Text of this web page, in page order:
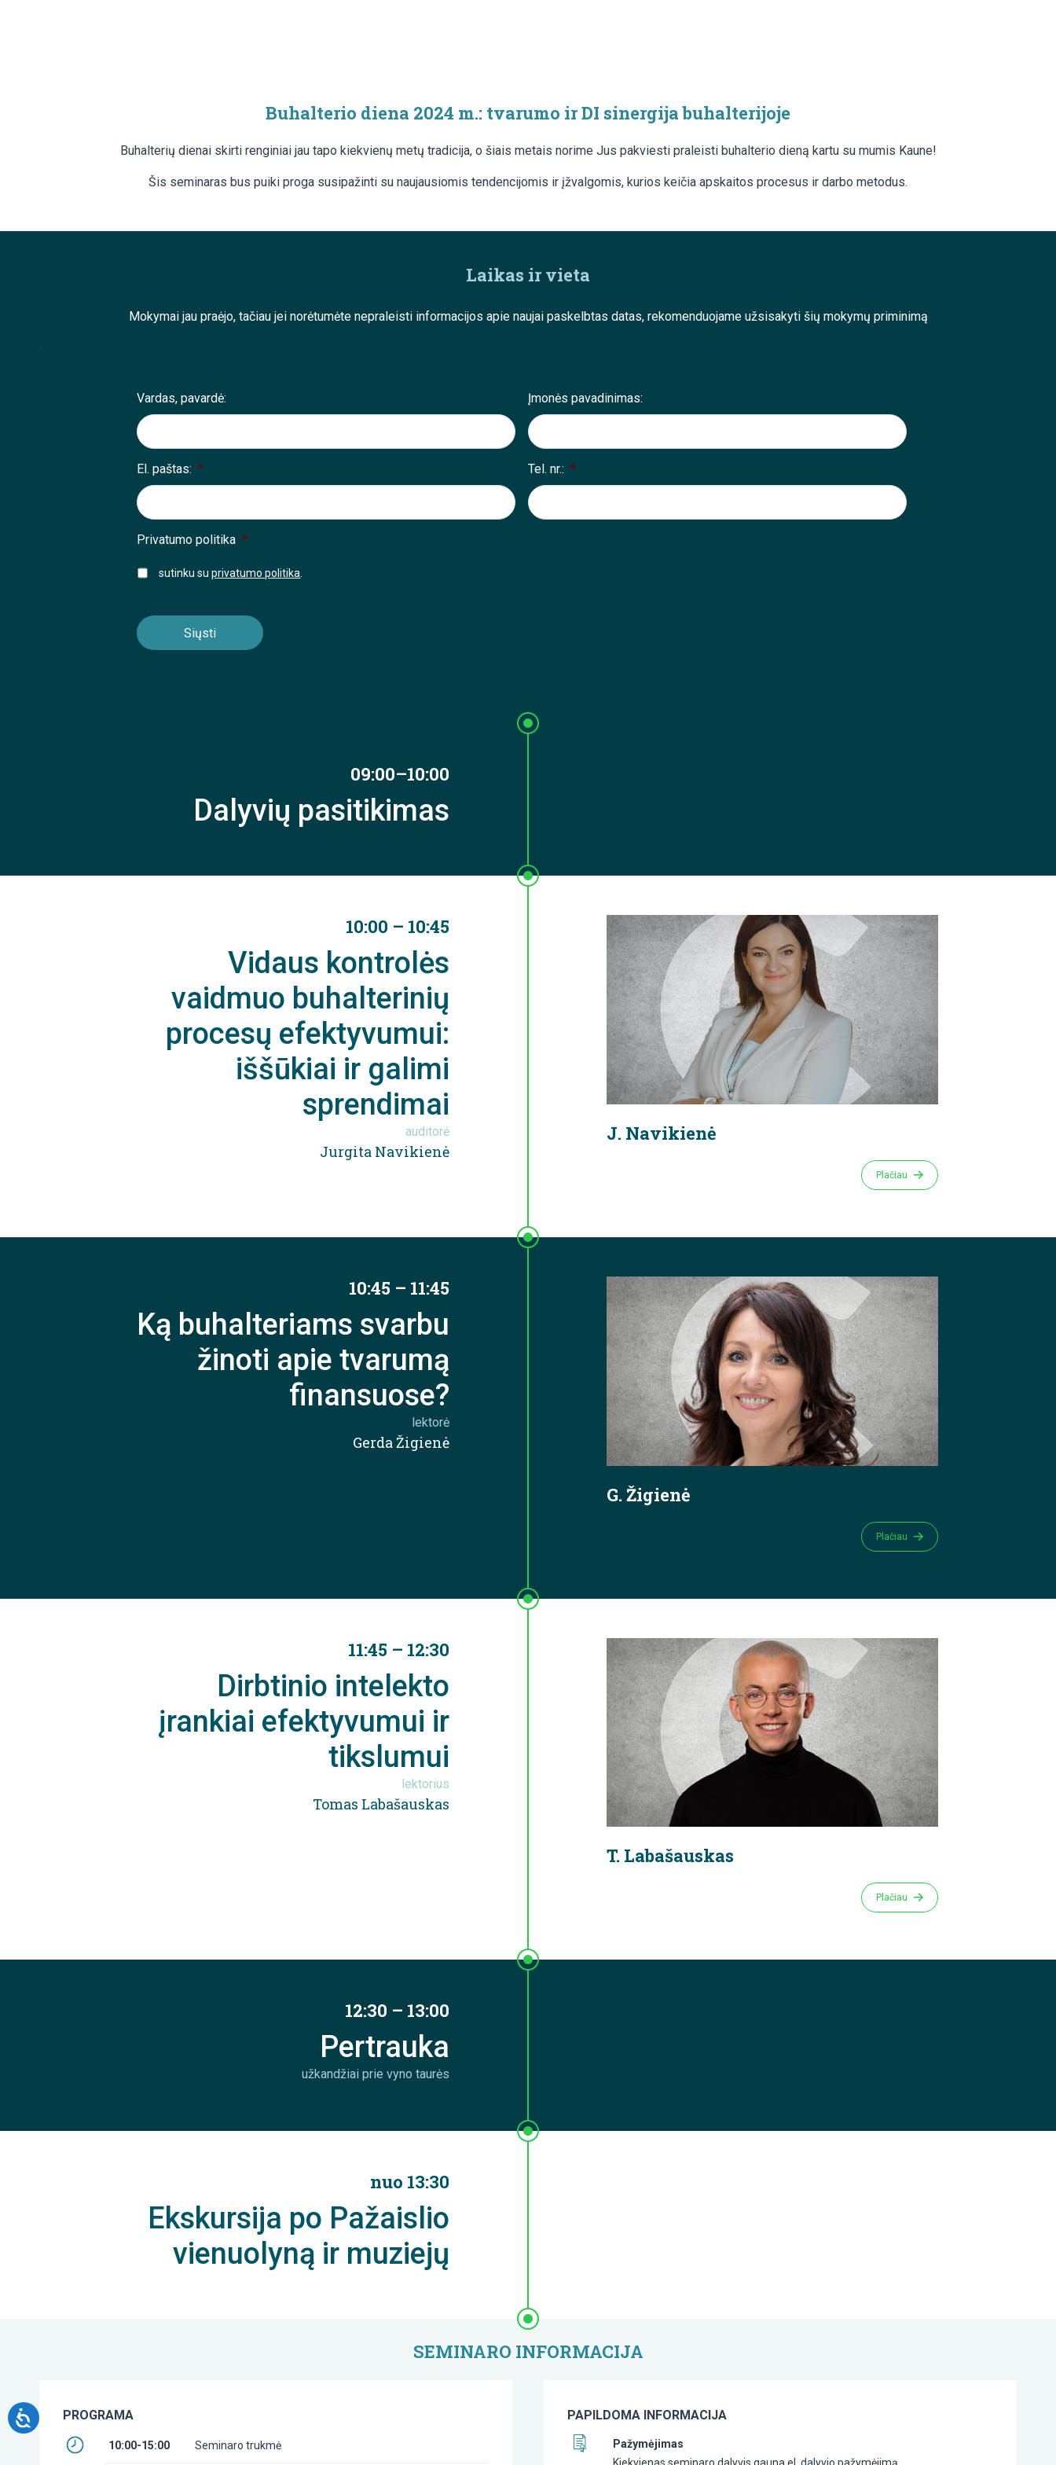
Buhalterio diena 2024 m.: tvarumo ir DI sinergija buhalterijoje
Buhalterių dienai skirti renginiai jau tapo kiekvienų metų tradicija, o šiais metais norime Jus pakviesti praleisti buhalterio dieną kartu su mumis Kaune!
Šis seminaras bus puiki proga susipažinti su naujausiomis tendencijomis ir įžvalgomis, kurios keičia apskaitos procesus ir darbo metodus.
Laikas ir vieta
Mokymai jau praėjo, tačiau jei norėtumėte nepraleisti informacijos apie naujai paskelbtas datas, rekomenduojame užsisakyti šių mokymų priminimą
;
Vardas, pavardė: Įmonės pavadinimas:
El. paštas: * Tel. nr.: *
Privatumo politika *
sutinku suprivatumo politika
09:00–10:00
Dalyvių pasitikimas
10:00 – 10:45
Vidaus kontrolės
vaidmuo buhalterinių
procesų efektyvumui:
iššūkiai ir galimi
sprendimai
auditorė
Jurgita Navikienė
J. Navikienė
Plačiau
10:45 – 11:45
Ką buhalteriams svarbu
žinoti apie tvarumą
finansuose?
lektorė
Gerda Žigienė
G. Žigienė
Plačiau
11:45 – 12:30
Dirbtinio intelekto
įrankiai efektyvumui ir
tikslumui
lektorius
Tomas Labašauskas
T. Labašauskas
Plačiau
12:30 – 13:00
Pertrauka
užkandžiai prie vyno taurės
nuo 13:30
Ekskursija po Pažaislio
vienuolyną ir muziejų
SEMINARO INFORMACIJA
PROGRAMA
10:00-15:00 Seminaro trukmė
PAPILDOMA INFORMACIJA
Pažymėjimas